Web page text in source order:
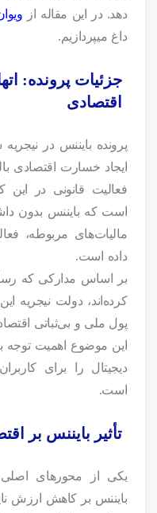
دهد. در این مقاله از
داغ میپردازیم.
جزئیات پرونده:
اقتصادی
پرونده بایننس در نیجریه
فعالیت قانونی در
است که بایننس بدون
مالیات‌های مربوطه،
داده است.
بر اساس مدارکی که
کرده‌اند، دولت
پول ملی و بی‌ثباتی
این موضوع اهمیت توجه
دیجیتال را برای
است.
تأثیر بایننس بر
یکی از محورهای اصلی
بایننس بر کاهش ارزش